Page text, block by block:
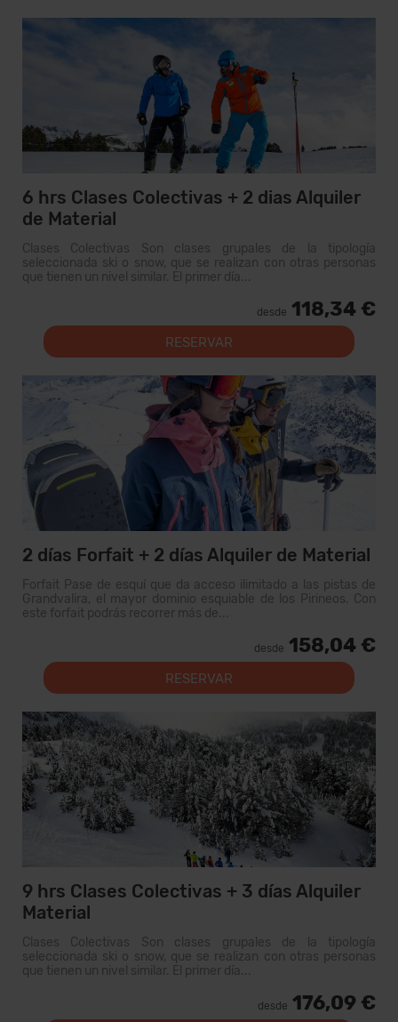
6 hrs Clases Colectivas + 2 dias Alquiler
de Material
Clases Colectivas Son clases grupales de la tipología
seleccionada ski o snow, que se realizan con otras personas
que tienen un nivel similar. El primer día...
desde 118,34 €
RESERVAR
2 días Forfait + 2 días Alquiler de Material
Forfait Pase de esquí que da acceso ilimitado a las pistas de
Grandvalira, el mayor dominio esquiable de los Pirineos. Con
este forfait podrás recorrer más de...
desde 158,04 €
RESERVAR
9 hrs Clases Colectivas + 3 días Alquiler
Material
Clases Colectivas Son clases grupales de la tipología
seleccionada ski o snow, que se realizan con otras personas
que tienen un nivel similar. El primer día...
desde 176,09 €